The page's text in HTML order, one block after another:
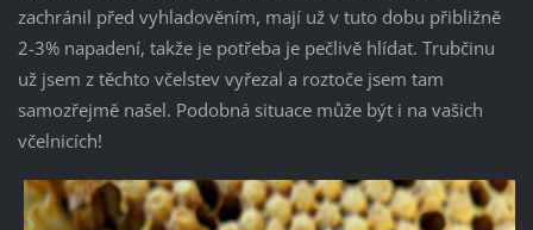
zachránil před vyhladověním, mají už v tuto dobu přibližně
2-3% napadení, takže je potřeba je pečlivě hlídat. Trubčinu
už jsem z těchto včelstev vyřezal a roztoče jsem tam
samozřejmě našel. Podobná situace může být i na vašich
včelnicích!